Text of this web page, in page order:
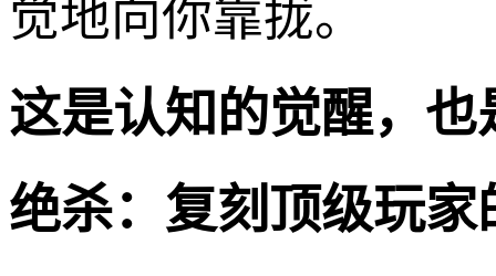
觉地向你靠拢。
这是认知的觉醒，
绝杀：复刻顶级玩